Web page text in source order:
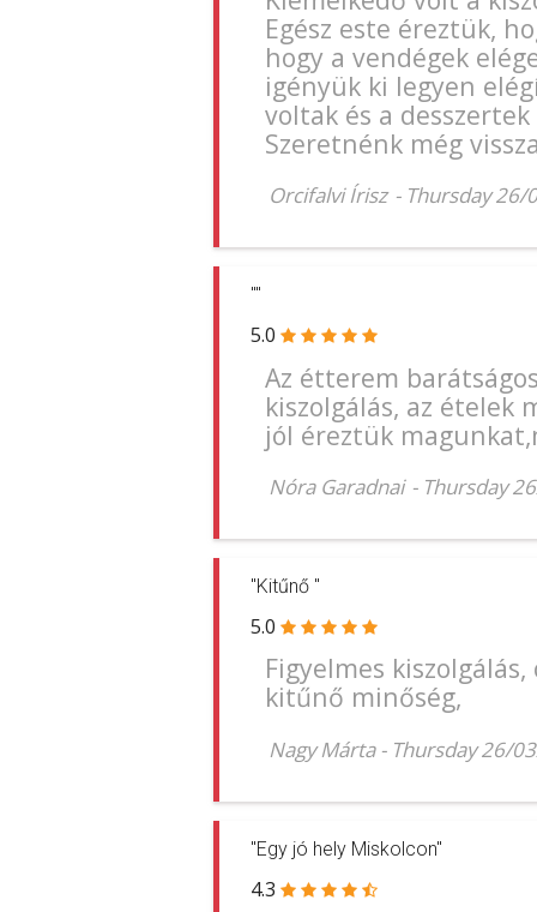
Egész este éreztük,
hogy a vendégek
igényük ki legyen
voltak és a
Szeretnénk még
Orcifalvi Írisz - Thursday 26/
""
5.0
Az étterem
kiszolgálás, az ételek
jól éreztük
Nóra Garadnai - Thursday
"Kitűnő "
5.0
Figyelmes
kitűnő minőség,
Nagy Márta - Thursday 26/
"Egy jó hely Miskolcon"
4.3